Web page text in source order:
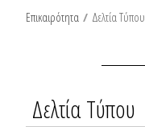
Επικαιρότητα / Δελτία Τύπου
Δελτία Τύπου